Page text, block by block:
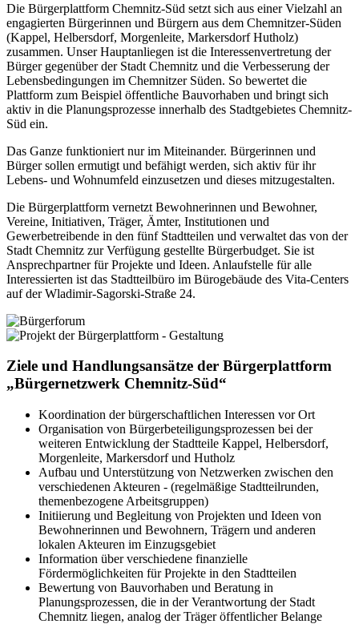
Die Bürgerplattform Chemnitz-Süd setzt sich aus einer Vielzahl an
engagierten Bürgerinnen und Bürgern aus dem Chemnitzer-Süden
(Kappel, Helbersdorf, Morgenleite, Markersdorf Hutholz)
zusammen. Unser Hauptanliegen ist die Interessenvertretung der
Bürger gegenüber der Stadt Chemnitz und die Verbesserung der
Lebensbedingungen im Chemnitzer Süden. So bewertet die
Plattform zum Beispiel öffentliche Bauvorhaben und bringt sich
aktiv in die Planungsprozesse innerhalb des Stadtgebietes Chemnitz-
Süd ein.
Das Ganze funktioniert nur im Miteinander. Bürgerinnen und
Bürger sollen ermutigt und befähigt werden, sich aktiv für ihr
Lebens- und Wohnumfeld einzusetzen und dieses mitzugestalten.
Die Bürgerplattform vernetzt Bewohnerinnen und Bewohner,
Vereine, Initiativen, Träger, Ämter, Institutionen und
Gewerbetreibende in den fünf Stadtteilen und verwaltet das von der
Stadt Chemnitz zur Verfügung gestellte Bürgerbudget. Sie ist
Ansprechpartner für Projekte und Ideen. Anlaufstelle für alle
Interessierten ist das Stadtteilbüro im Bürogebäude des Vita-Centers
auf der Wladimir-Sagorski-Straße 24.
Ziele und Handlungsansätze der Bürgerplattform
„Bürgernetzwerk Chemnitz-Süd“
Koordination der bürgerschaftlichen Interessen vor Ort
Organisation von Bürgerbeteiligungsprozessen bei der
weiteren Entwicklung der Stadtteile Kappel, Helbersdorf,
Morgenleite, Markersdorf und Hutholz
Aufbau und Unterstützung von Netzwerken zwischen den
verschiedenen Akteuren - (regelmäßige Stadtteilrunden,
themenbezogene Arbeitsgruppen)
Initiierung und Begleitung von Projekten und Ideen von
Bewohnerinnen und Bewohnern, Trägern und anderen
lokalen Akteuren im Einzugsgebiet
Information über verschiedene finanzielle
Fördermöglichkeiten für Projekte in den Stadtteilen
Bewertung von Bauvorhaben und Beratung in
Planungsprozessen, die in der Verantwortung der Stadt
Chemnitz liegen, analog der Träger öffentlicher Belange